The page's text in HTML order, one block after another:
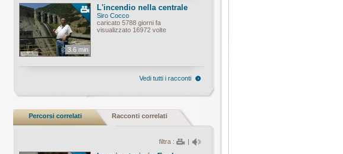
3.6 min
L'incendio nella centrale
Siro Cocco
caricato 5788 giorni fa
visualizzato 16972 volte
Vedi tutti i racconti
Percorsi correlati Racconti correlati
filtra : |